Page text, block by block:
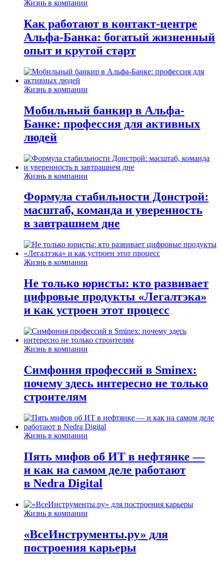
Жизнь в компании
Как работают в контакт-центре
Альфа-Банка: богатый жизненный
опыт и крутой старт
Жизнь в компании
Мобильный банкир в Альфа-
Банке: профессия для активных
людей
Жизнь в компании
Формула стабильности Донстрой:
масштаб, команда и уверенность
в завтрашнем дне
Жизнь в компании
Не только юристы: кто развивает
цифровые продукты «Легалтэка»
и как устроен этот процесс
Жизнь в компании
Симфония профессий в Sminex:
почему здесь интересно не только
строителям
Жизнь в компании
Пять мифов об ИТ в нефтянке —
и как на самом деле работают
в Nedra Digital
Жизнь в компании
«ВсеИнструменты.ру» для
построения карьеры